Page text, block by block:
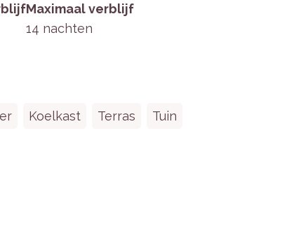
koelkast, magnetron, elektrische wok, en
met twee stoelen.
Maximaal verblijf
14 nachten
Koelkast Terras Tuin